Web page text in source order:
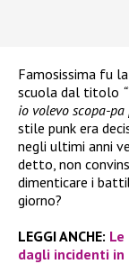
Famosissima fu
scuola dal titolo
io volevo scopa-
stile punk era
negli ultimi anni
detto, non
dimenticare i
giorno?
LEGGI ANCHE:
dagli incidenti in